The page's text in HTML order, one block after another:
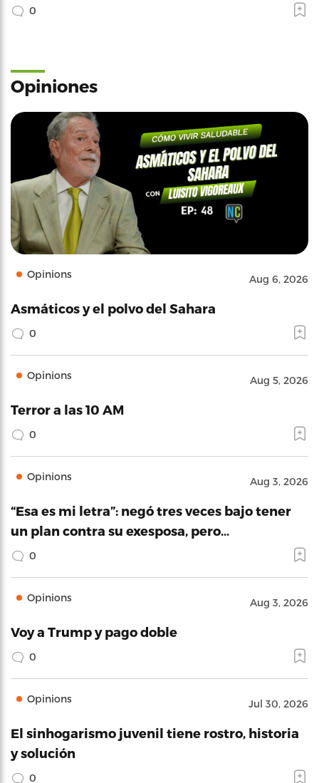
0
Opiniones
Opinions Aug 6, 2026
Asmáticos y el polvo del Sahara
0
Opinions Aug 5, 2026
Terror a las 10 AM
0
Opinions Aug 3, 2026
“Esa es mi letra”: negó tres veces bajo tener
un plan contra su exesposa, pero…
0
Opinions Aug 3, 2026
Voy a Trump y pago doble
0
Opinions Jul 30, 2026
El sinhogarismo juvenil tiene rostro, historia
y solución
0